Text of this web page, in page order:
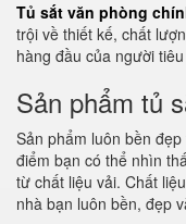
Tủ sắt văn phòng
trội về thiết kế, chất
hàng đầu của người
Sản phẩm tủ
Sản phẩm luôn bền
điểm bạn có thể nhìn
từ chất liệu vải. Chất
nhà bạn luôn bền, đẹp